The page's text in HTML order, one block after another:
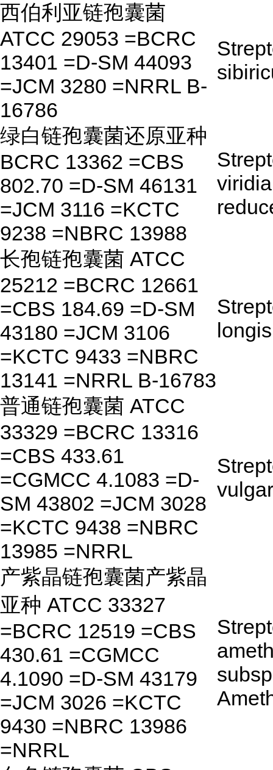
西伯利亚链孢囊菌
ATCC 29053 =BCRC
13401 =D-SM 44093
=JCM 3280 =NRRL B-
16786
绿白链孢囊菌还原亚种
BCRC 13362 =CBS
802.70 =D-SM 46131
=JCM 3116 =KCTC
9238 =NBRC 13988
长孢链孢囊菌 ATCC
25212 =BCRC 12661
=CBS 184.69 =D-SM
43180 =JCM 3106
=KCTC 9433 =NBRC
13141 =NRRL B-16783
普通链孢囊菌 ATCC
33329 =BCRC 13316
=CBS 433.61
=CGMCC 4.1083 =D-
SM 43802 =JCM 3028
=KCTC 9438 =NBRC
13985 =NRRL
产紫晶链孢囊菌产紫晶
亚种 ATCC 33327
=BCRC 12519 =CBS
430.61 =CGMCC
4.1090 =D-SM 43179
=JCM 3026 =KCTC
9430 =NBRC 13986
=NRRL